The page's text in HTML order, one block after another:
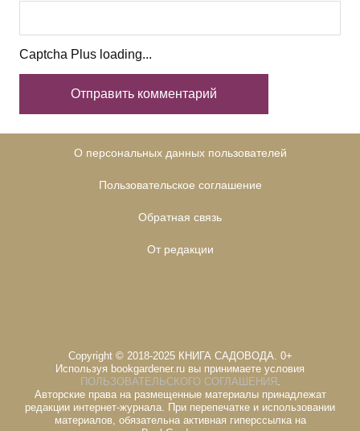
Captcha Plus loading...
О персональных данных пользователей
Пользовательское соглашение
Обратная связь
От редакции
Copyright © 2018-2025 КНИГА САДОВОДА. 0+
Используя bookgardener.ru вы принимаете условия
ПОЛЬЗОВАТЕЛЬСКОГО СОГЛАШЕНИЯ
Авторские права на размещенные материалы принадлежат
редакции интернет-журнала. При перепечатке и использовании
материалов, обязательна активная гиперссылка на